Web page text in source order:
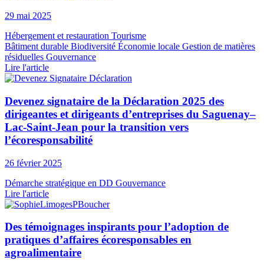
29 mai 2025
Hébergement et restauration Tourisme
Bâtiment durable Biodiversité Économie locale Gestion de matières
résiduelles Gouvernance
Lire l'article
Devenez signataire de la Déclaration 2025 des
dirigeantes et dirigeants d’entreprises du Saguenay–
Lac-Saint-Jean pour la transition vers
l’écoresponsabilité
26 février 2025
Démarche stratégique en DD Gouvernance
Lire l'article
Des témoignages inspirants pour l’adoption de
pratiques d’affaires écoresponsables en
agroalimentaire